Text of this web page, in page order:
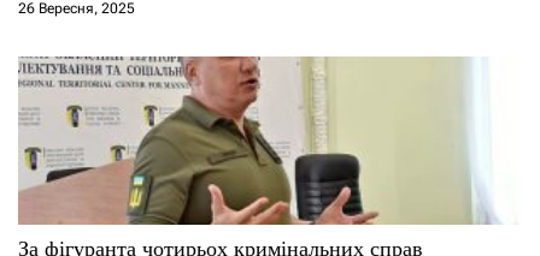
26 Вересня, 2025
За фігуранта чотирьох кримінальних справ